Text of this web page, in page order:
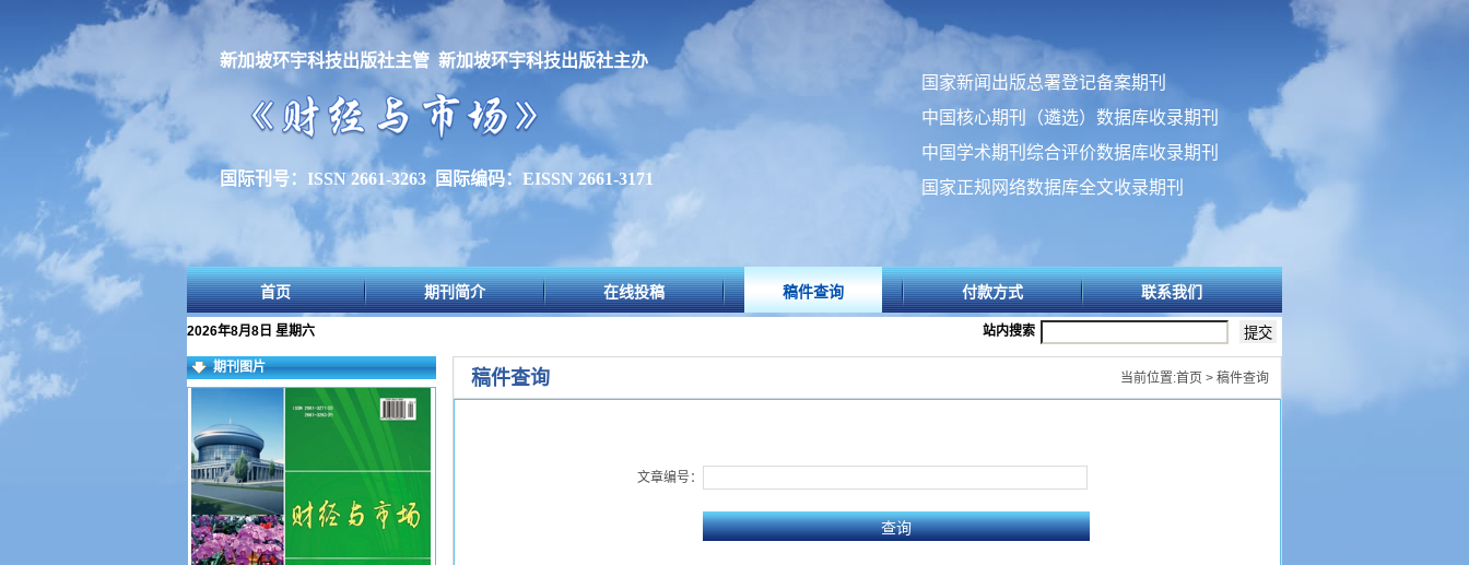
新加坡环宇科技出版社主管 新加坡环宇科技出版社主办
国际刊号：ISSN 2661-3263 国际编码：EISSN 2661-3171
国家新闻出版总署登记备案期刊
中国核心期刊（遴选）数据库收录期刊
中国学术期刊综合评价数据库收录期刊
国家正规网络数据库全文收录期刊
首页 期刊简介 在线投稿 稿件查询 付款方式 联系我们
2026年8月8日 星期六 站内搜索
期刊图片 稿件查询 当前位置:首页 > 稿件查询
文章编号：